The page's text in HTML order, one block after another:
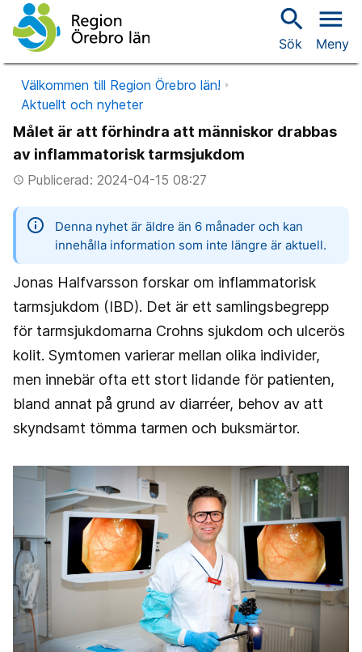
search
Sök
menu
Meny
Välkommen till Region Örebro län!
Aktuellt och nyheter
Målet är att förhindra att människor drabbas
av inflammatorisk tarmsjukdom
access_timePublicerad: 2024-04-15 08:27
information
Denna nyhet är äldre än 6 månader och kan
innehålla information som inte längre är aktuell.
Jonas Halfvarsson forskar om inflammatorisk
tarmsjukdom (IBD). Det är ett samlingsbegrepp
för tarmsjukdomarna Crohns sjukdom och ulcerös
kolit. Symtomen varierar mellan olika individer,
men innebär ofta ett stort lidande för patienten,
bland annat på grund av diarréer, behov av att
skyndsamt tömma tarmen och buksmärtor.